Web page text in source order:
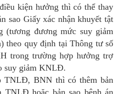
kiện hưởng thì có thể thay
sao Giấy xác nhận khuyết tật
(tương đương mức suy giảm
quy định tại Thông tư số
trong trường hợp hưởng trợ
suy giảm KNLĐ.
TNLĐ, BNN thì có thêm bản
TNLĐ hoặc bản sao bệnh án